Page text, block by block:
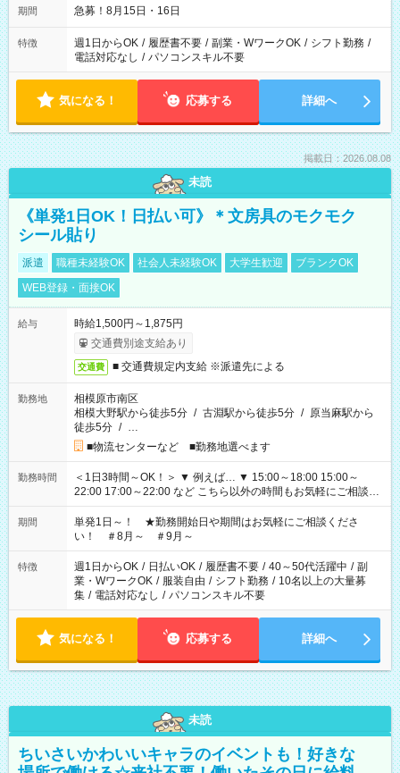
期間 急募！8月15日・16日
特徴 週1日からOK / 履歴書不要 / 副業・WワークOK / シフト勤務 /
電話対応なし / パソコンスキル不要
気になる！ 応募する 詳細へ
掲載日：2026.08.08
未読
《単発1日OK！日払い可》＊文房具のモクモク
シール貼り
派遣 職種未経験OK 社会人未経験OK 大学生歓迎
ブランクOK
WEB登録・面接OK
給与
時給1,500円～1,875円
交通費別途支給あり
交通費 ■ 交通費規定内支給 ※派遣先による
勤務地
相模原市南区
相模大野駅から徒歩5分 / 古淵駅から徒歩5分 / 原当麻駅から
徒歩5分 / …
■物流センターなど ■勤務地選べます
勤務時間
＜1日3時間～OK！＞ ▼ 例えば… ▼ 15:00～18:00 15:00～
22:00 17:00～22:00 など こちら以外の時間もお気軽にご相談く
ださい！
期間
単発1日～！ ★勤務開始日や期間はお気軽にご相談くださ
い！ ＃8月～ ＃9月～
特徴 週1日からOK / 日払いOK / 履歴書不要 / 40～50代活躍中 / 副
業・WワークOK / 服装自由 / シフト勤務 / 10名以上の大量募
集 / 電話対応なし / パソコンスキル不要
気になる！ 応募する 詳細へ
未読
ちいさいかわいいキャラのイベントも！好きな